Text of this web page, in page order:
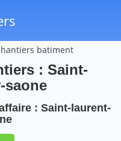
batiment
: Saint-
saone
: Saint-laurent-